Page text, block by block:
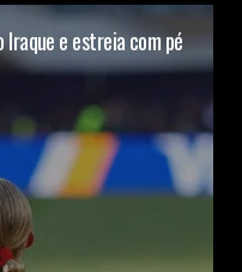
Iraque e estreia com pé